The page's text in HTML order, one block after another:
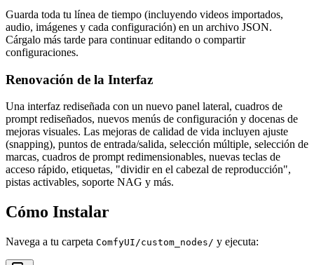
Guarda toda tu línea de tiempo (incluyendo videos importados,
audio, imágenes y cada configuración) en un archivo JSON.
Cárgalo más tarde para continuar editando o compartir
configuraciones.
Renovación de la Interfaz
Una interfaz rediseñada con un nuevo panel lateral, cuadros de
prompt rediseñados, nuevos menús de configuración y docenas de
mejoras visuales. Las mejoras de calidad de vida incluyen ajuste
(snapping), puntos de entrada/salida, selección múltiple, selección de
marcas, cuadros de prompt redimensionables, nuevas teclas de
acceso rápido, etiquetas, "dividir en el cabezal de reproducción",
pistas activables, soporte NAG y más.
Cómo Instalar
Navega a tu carpeta ComfyUI/custom_nodes/ y ejecuta: